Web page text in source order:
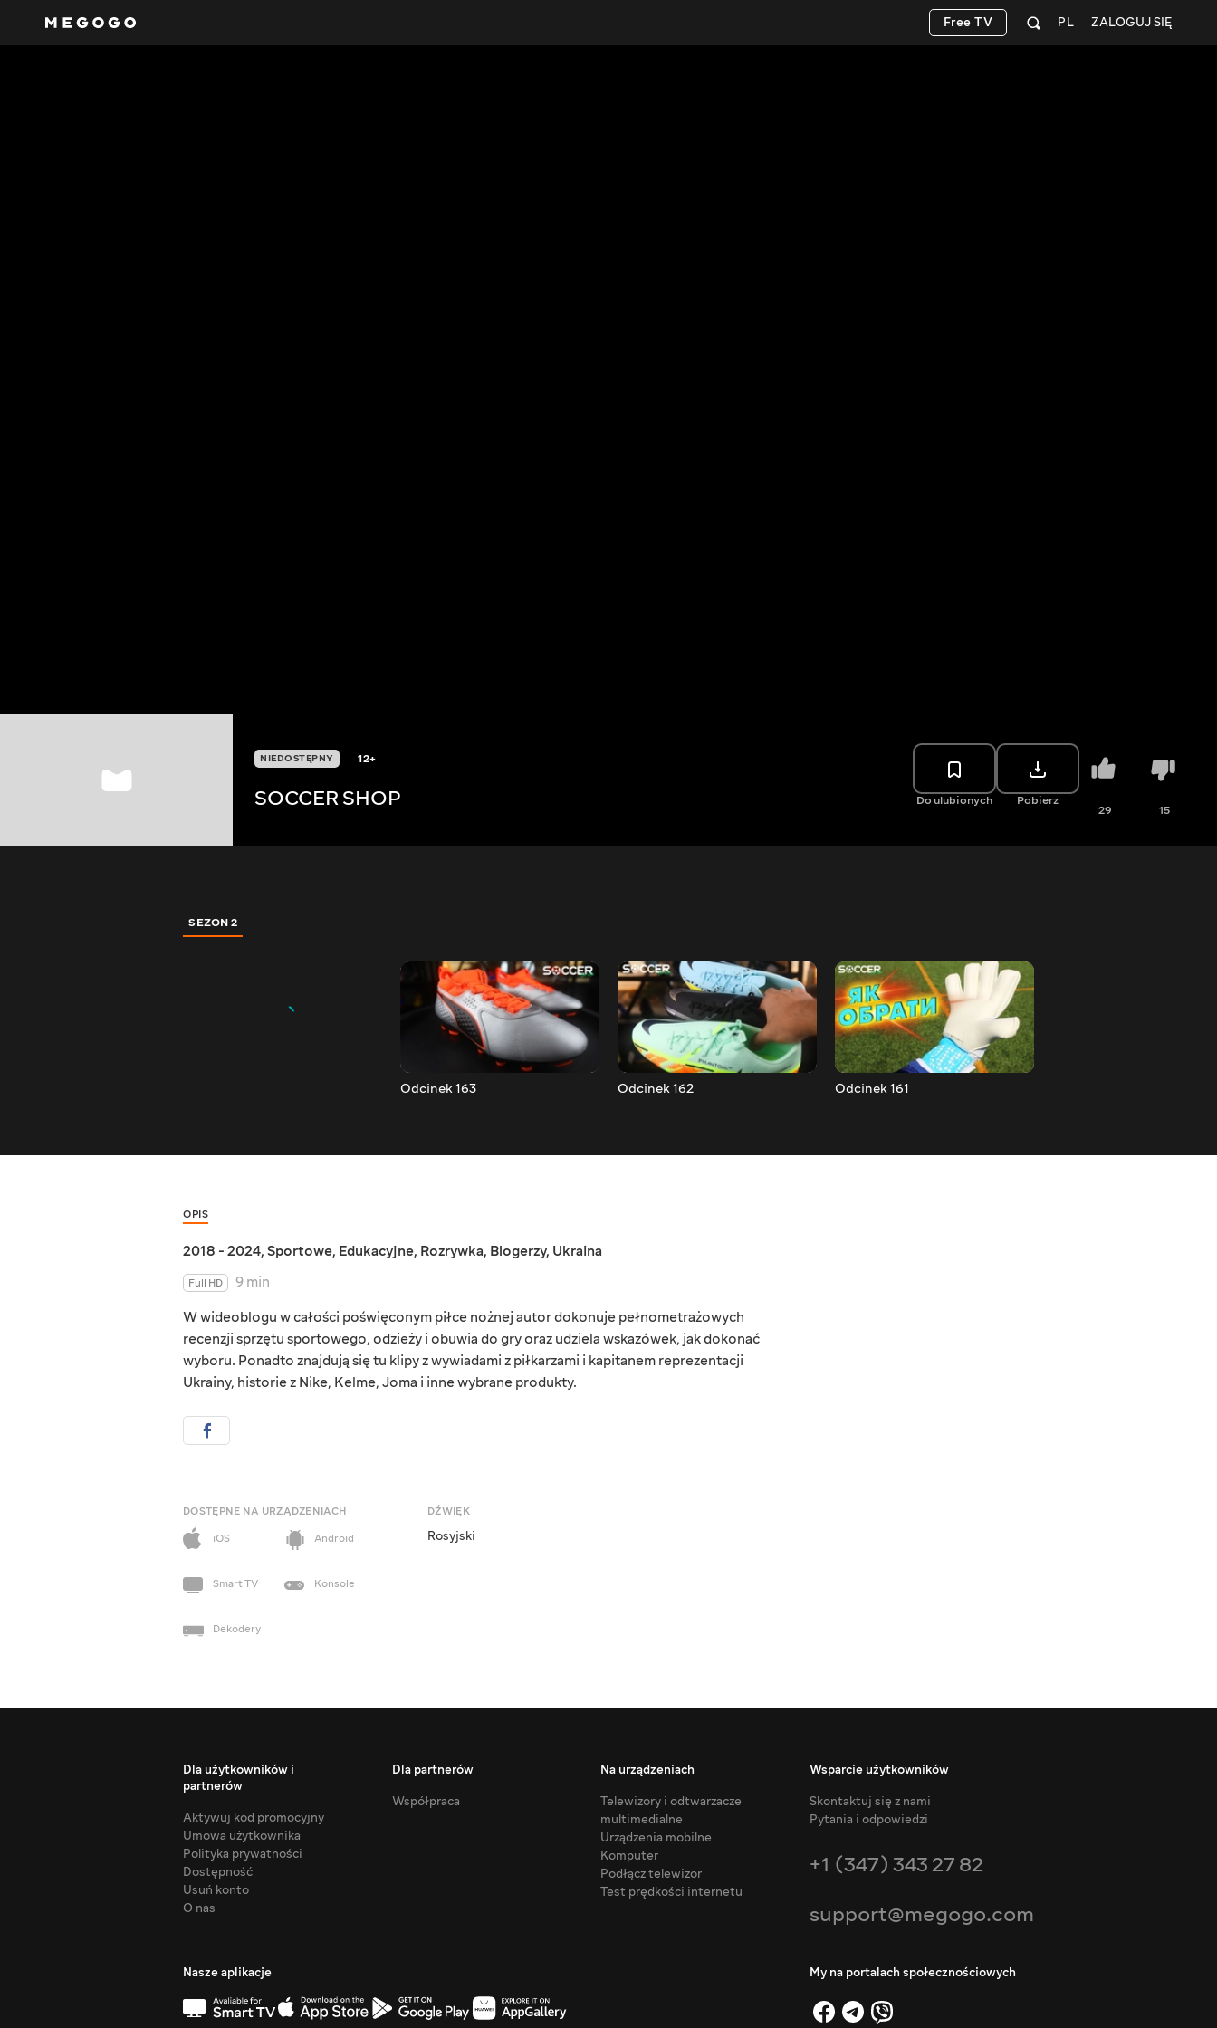
ZALOGUJ SIĘ
PL
Free TV
NIEDOSTĘPNY 12+
SOCCER SHOP Do ulubionych Pobierz
29 15
SEZON 2
Odcinek 163 Odcinek 162 Odcinek 161
OPIS
2018 - 2024, Sportowe, Edukacyjne, Rozrywka, Blogerzy, Ukraina
Full HD
9 min
W wideoblogu w całości poświęconym piłce nożnej autor dokonuje pełnometrażowych
recenzji sprzętu sportowego, odzieży i obuwia do gry oraz udziela wskazówek, jak dokonać
wyboru. Ponadto znajdują się tu klipy z wywiadami z piłkarzami i kapitanem reprezentacji
Ukrainy, historie z Nike, Kelme, Joma i inne wybrane produkty.
DOSTĘPNE NA URZĄDZENIACH
iOS
Android
Smart TV Konsole
Dekodery
DŹWIĘK
Rosyjski
Dla użytkowników i
partnerów
Aktywuj kod promocyjny
Umowa użytkownika
Polityka prywatności
Dostępność
Usuń konto
O nas
Dla partnerów
Współpraca
Na urządzeniach
Telewizory i odtwarzacze
multimedialne
Urządzenia mobilne
Komputer
Podłącz telewizor
Test prędkości internetu
Wsparcie użytkowników
Skontaktuj się z nami
Pytania i odpowiedzi
+1 (347) 343 27 82
support@megogo.com
Nasze aplikacje My na portalach społecznościowych